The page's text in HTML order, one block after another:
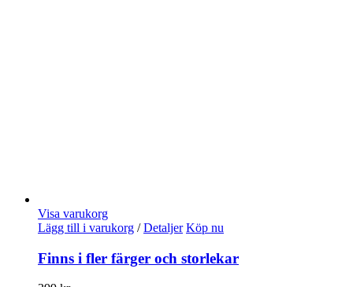
Visa varukorg
Lägg till i varukorg / Detaljer Köp nu
Finns i fler färger och storlekar